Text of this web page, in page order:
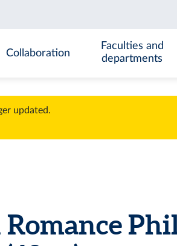
Collaboration
Faculties and
departments
updated.